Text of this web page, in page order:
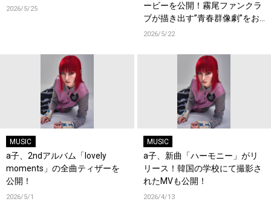
2026/5/25
ービーを公開！霧尾ファンクラ
ブが描き出す”青春群像劇”をお
見逃しなく！
2026/5/22
MUSIC
a子、2ndアルバム「lovely
moments」の全曲ティザーを
公開！
2026/5/1
MUSIC
a子、新曲「ハーモニー」がリ
リース！韓国の学校にて撮影さ
れたMVも公開！
2026/4/13